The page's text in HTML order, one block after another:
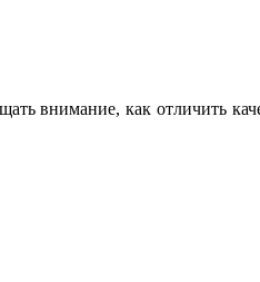
внимание, как отличить